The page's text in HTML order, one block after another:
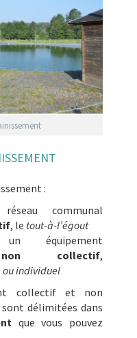
:
communal
, le tout-à-l’égout
équipement
non collectif,
ou individuel
collectif et non
délimitées dans
que vous pouvez